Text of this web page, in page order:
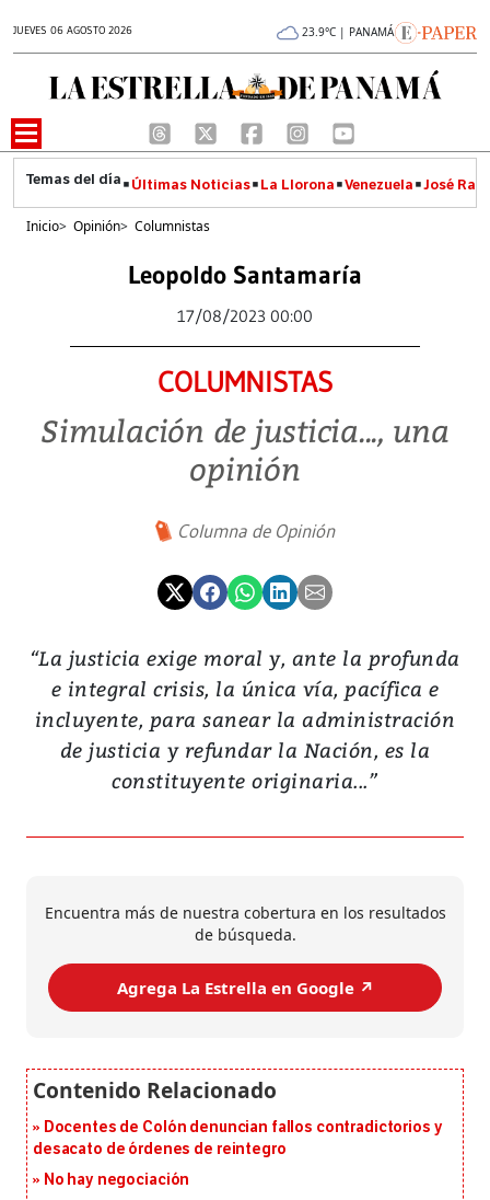
JUEVES 06 AGOSTO 2026 23.9°C | PANAMÁ
Últimas Noticias La Llorona Venezuela José
Inicio> Opinión> Columnistas
Leopoldo Santamaría
17/08/2023 00:00
COLUMNISTAS
Simulación de justicia..., una
opinión
Columna de Opinión
“La justicia exige moral y, ante la profunda
e integral crisis, la única vía, pacífica e
incluyente, para sanear la administración
de justicia y refundar la Nación, es la
constituyente originaria...”
Encuentra más de nuestra cobertura en los resultados
de búsqueda.
Agrega La Estrella en Google ↗️
Docentes de Colón denuncian fallos contradictorios y
desacato de órdenes de reintegro
No hay negociación